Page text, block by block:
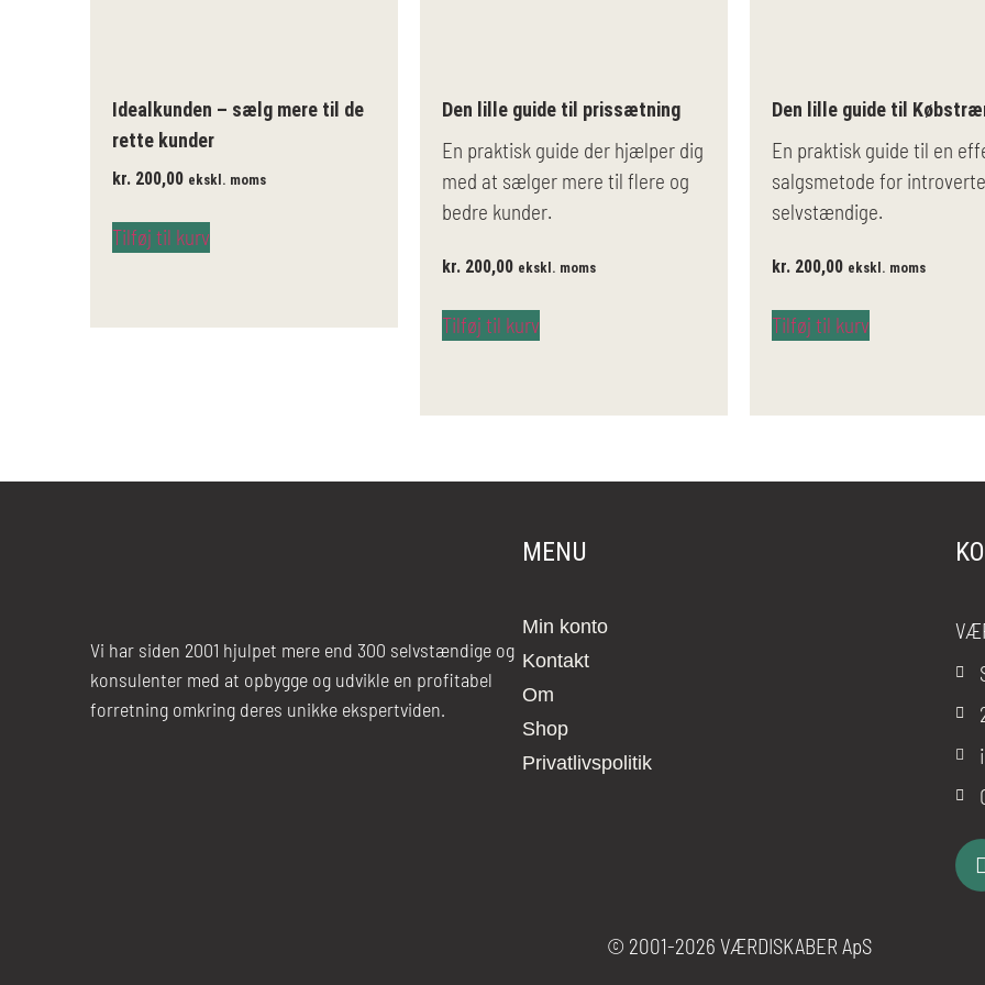
Idealkunden – sælg mere til de
rette kunder
kr. 200,00 ekskl. moms
Tilføj til kurv
Den lille guide til prissætning
En praktisk guide der hjælper dig
med at sælger mere til flere og
bedre kunder.
kr. 200,00 ekskl. moms
Tilføj til kurv
Den lille guide til
En praktisk guide til en
salgsmetode for introverte
selvstændige.
kr. 200,00 ekskl. moms
Tilføj til kurv
Vi har siden 2001 hjulpet mere end 300 selvstændige og
konsulenter med at opbygge og udvikle en profitabel
forretning omkring deres unikke ekspertviden.
MENU
Min konto
Kontakt
Om
Shop
Privatlivspolitik
© 2001-2026 VÆRDISKABER ApS